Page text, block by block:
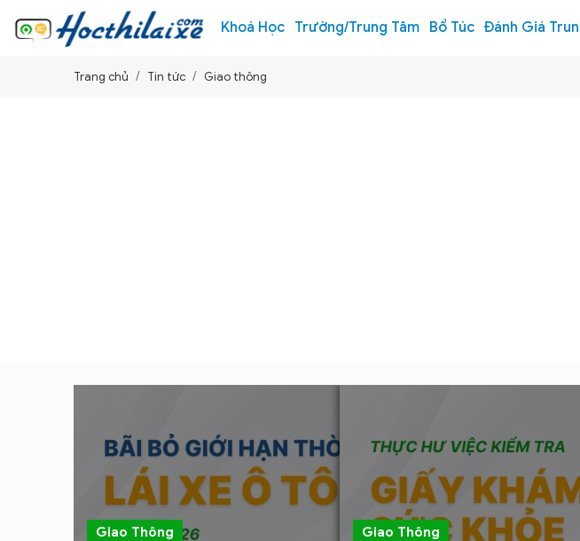
Khoá Học Trường/Trung Tâm Bổ Túc Đánh Giá
Trang chủ Tin tức Giao thông
Giao Thông Giao Thông